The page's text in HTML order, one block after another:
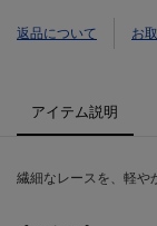
返品について お
アイテム説明
繊細なレースを、軽や